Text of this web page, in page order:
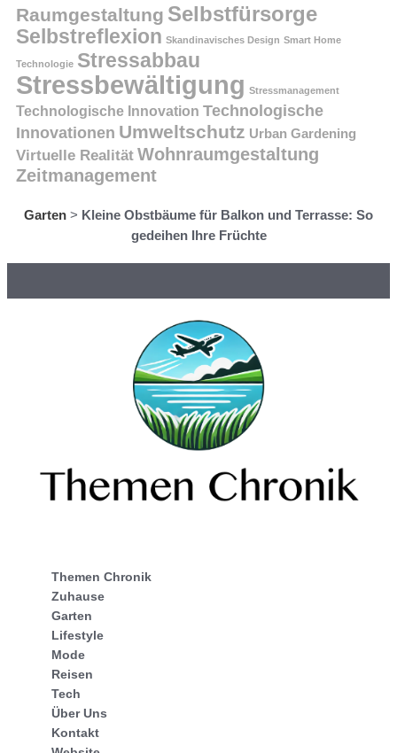
Raumgestaltung Selbstfürsorge
Selbstreflexion Skandinavisches Design Smart Home
Technologie Stressabbau
Stressbewältigung Stressmanagement
Technologische Innovation Technologische
Innovationen Umweltschutz Urban Gardening
Virtuelle Realität Wohnraumgestaltung
Zeitmanagement
Garten > Kleine Obstbäume für Balkon und Terrasse: So
gedeihen Ihre Früchte
Themen Chronik
Zuhause
Garten
Lifestyle
Mode
Reisen
Tech
Über Uns
Kontakt